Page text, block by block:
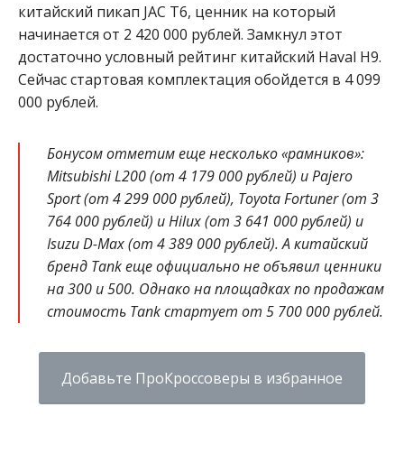
китайский пикап JAC T6, ценник на который
начинается от 2 420 000 рублей. Замкнул этот
достаточно условный рейтинг китайский Haval H9.
Сейчас стартовая комплектация обойдется в 4 099
000 рублей.
Бонусом отметим еще несколько «рамников»:
Mitsubishi L200 (от 4 179 000 рублей) и Pajero
Sport (от 4 299 000 рублей), Toyota Fortuner (от 3
764 000 рублей) и Hilux (от 3 641 000 рублей) и
Isuzu D-Max (от 4 389 000 рублей). А китайский
бренд Tank еще официально не объявил ценники
на 300 и 500. Однако на площадках по продажам
стоимость Tank стартует от 5 700 000 рублей.
Добавьте ПроКроссоверы в избранное